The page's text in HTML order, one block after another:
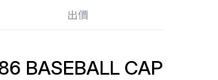
出價
BASEBALL CAP